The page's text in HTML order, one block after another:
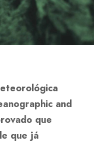
and
que
que já